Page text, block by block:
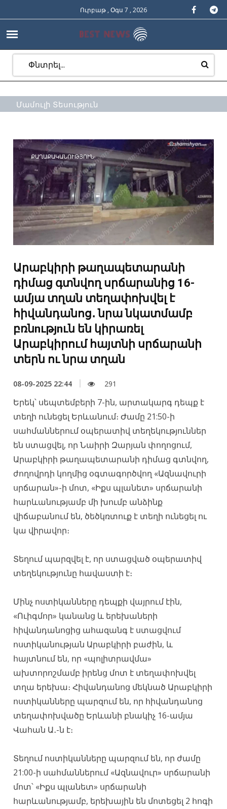
Ուրբաթ , Օգս 7 , 2026
Մամուլի Տեսություն
ՔԱՂԱՔԱԿԱՆՈՒԹՅՈՒՆ
Արաբկիրի թաղապետարանի
դիմաց գտնվող սրճարանից 16-
ամյա տղան տեղափոխվել է
հիվանդանոց․ նրա նկատմամբ
բռնnւթյnւն են կիրառել
Արաբկիրում հայտնի սրճարանի
տերն ու նրա տղան
08-09-2025 22:44 291
Երեկ՝ սեպտեմբերի 7-ին, արտակարգ դեպք է
տեղի ունեցել Երևանում։ Ժամը 21:50-ի
սահմաններում օպերատիվ տեղեկություններ
են ստացվել, որ Նաիրի Զարյան փողոցում,
Արաբկիրի թաղապետարանի դիմաց գտնվող,
ժողովրդի կողմից օգտագործվող «Ազնավուրի
սրճարան»-ի մոտ, «Իքս պլանետ» սրճարանի
հարևանությամբ մի խումբ անձինք
վիճաբանում են, ծեծկռտուք է տեղի ունեցել ու
կա վիրավոր։
Տեղում պարզվել է, որ ստացված օպերատիվ
տեղեկությունը հավաստի է։
Մինչ ոստիկանները դեպքի վայրում էին,
«Ուիգմոր» կանանց և երեխաների
հիվանդանոցից ահազանգ է ստացվում
ոստիկանության Արաբկիրի բաժին, և
հայտնում են, որ «պոլիտրավմա»
ախտորոշմամբ իրենց մոտ է տեղափոխվել
տղա երեխա։ Հիվանդանոց մեկնած Արաբկիրի
ոստիկանները պարզում են, որ հիվանդանոց
տեղափոխվածը Երևանի բնակիչ 16-ամյա
Վահան Ա․-ն է։
Տեղում ոստիկանները պարզում են, որ ժամը
21:00-ի սահմաններում «Ազնավուր» սրճարանի
մոտ՝ «Իքս պլանետ» սրճարանի
հարևանությամբ, երեխային են մոտեցել 2 հոգի